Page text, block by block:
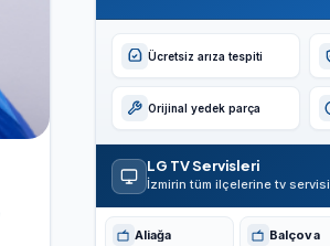
Ücretsiz arıza tespiti
Orijinal yedek parça
LG TV Servisleri
İzmirin tüm ilçelerine tv servisi
Aliağa Balçova